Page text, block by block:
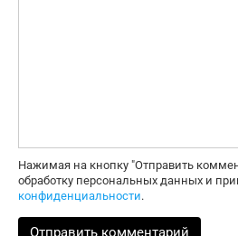
Нажимая на кнопку "Отправить
обработку персональных данных и
конфиденциальности.